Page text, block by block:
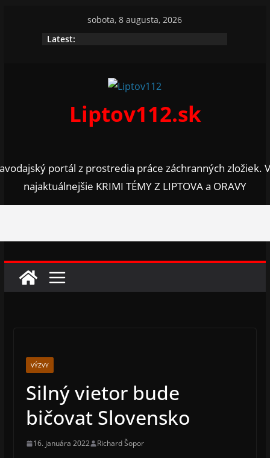
sobota, 8 augusta, 2026
Latest:
Liptov112.sk
portál z prostredia práce záchranných zložiek.
najaktuálnejšie KRIMI TÉMY Z LIPTOVA a ORAVY
VÝZVY
Silný vietor bude
bičovat Slovensko
16. januára 2022 Richard Šopor